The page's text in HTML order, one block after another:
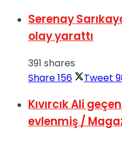
Serenay
olay yarattı
391 shares
Share156 Tweet
Kıvırcık Ali
evlenmiş /